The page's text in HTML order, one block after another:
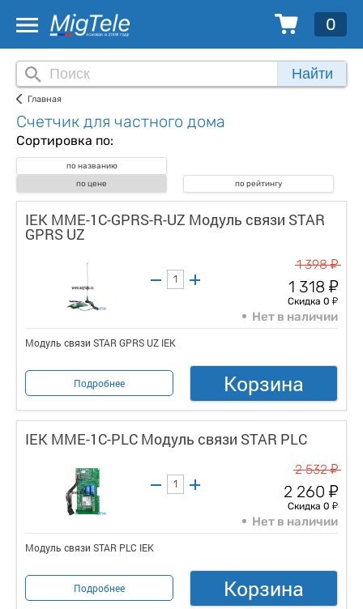
0
Найти
Главная
Счетчик для частного дома
Сортировка по:
по названию
по цене
по рейтингу
IEK MME-1C-GPRS-R-UZ Модуль связи STAR
GPRS UZ
1 398у
1 318 у
Скидка 0 у
Нет в наличии
Модуль связи STAR GPRS UZ IEK
Подробнее Корзина
IEK MME-1C-PLC Модуль связи STAR PLC
2 532у
2 260 у
Скидка 0 у
Нет в наличии
Модуль связи STAR PLC IEK
Подробнее Корзина